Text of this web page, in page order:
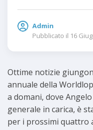
Admin
Pubblicato il 16
Ottime notizie
annuale della
a domani, dove
generale in carica, è
per i prossimi quattro